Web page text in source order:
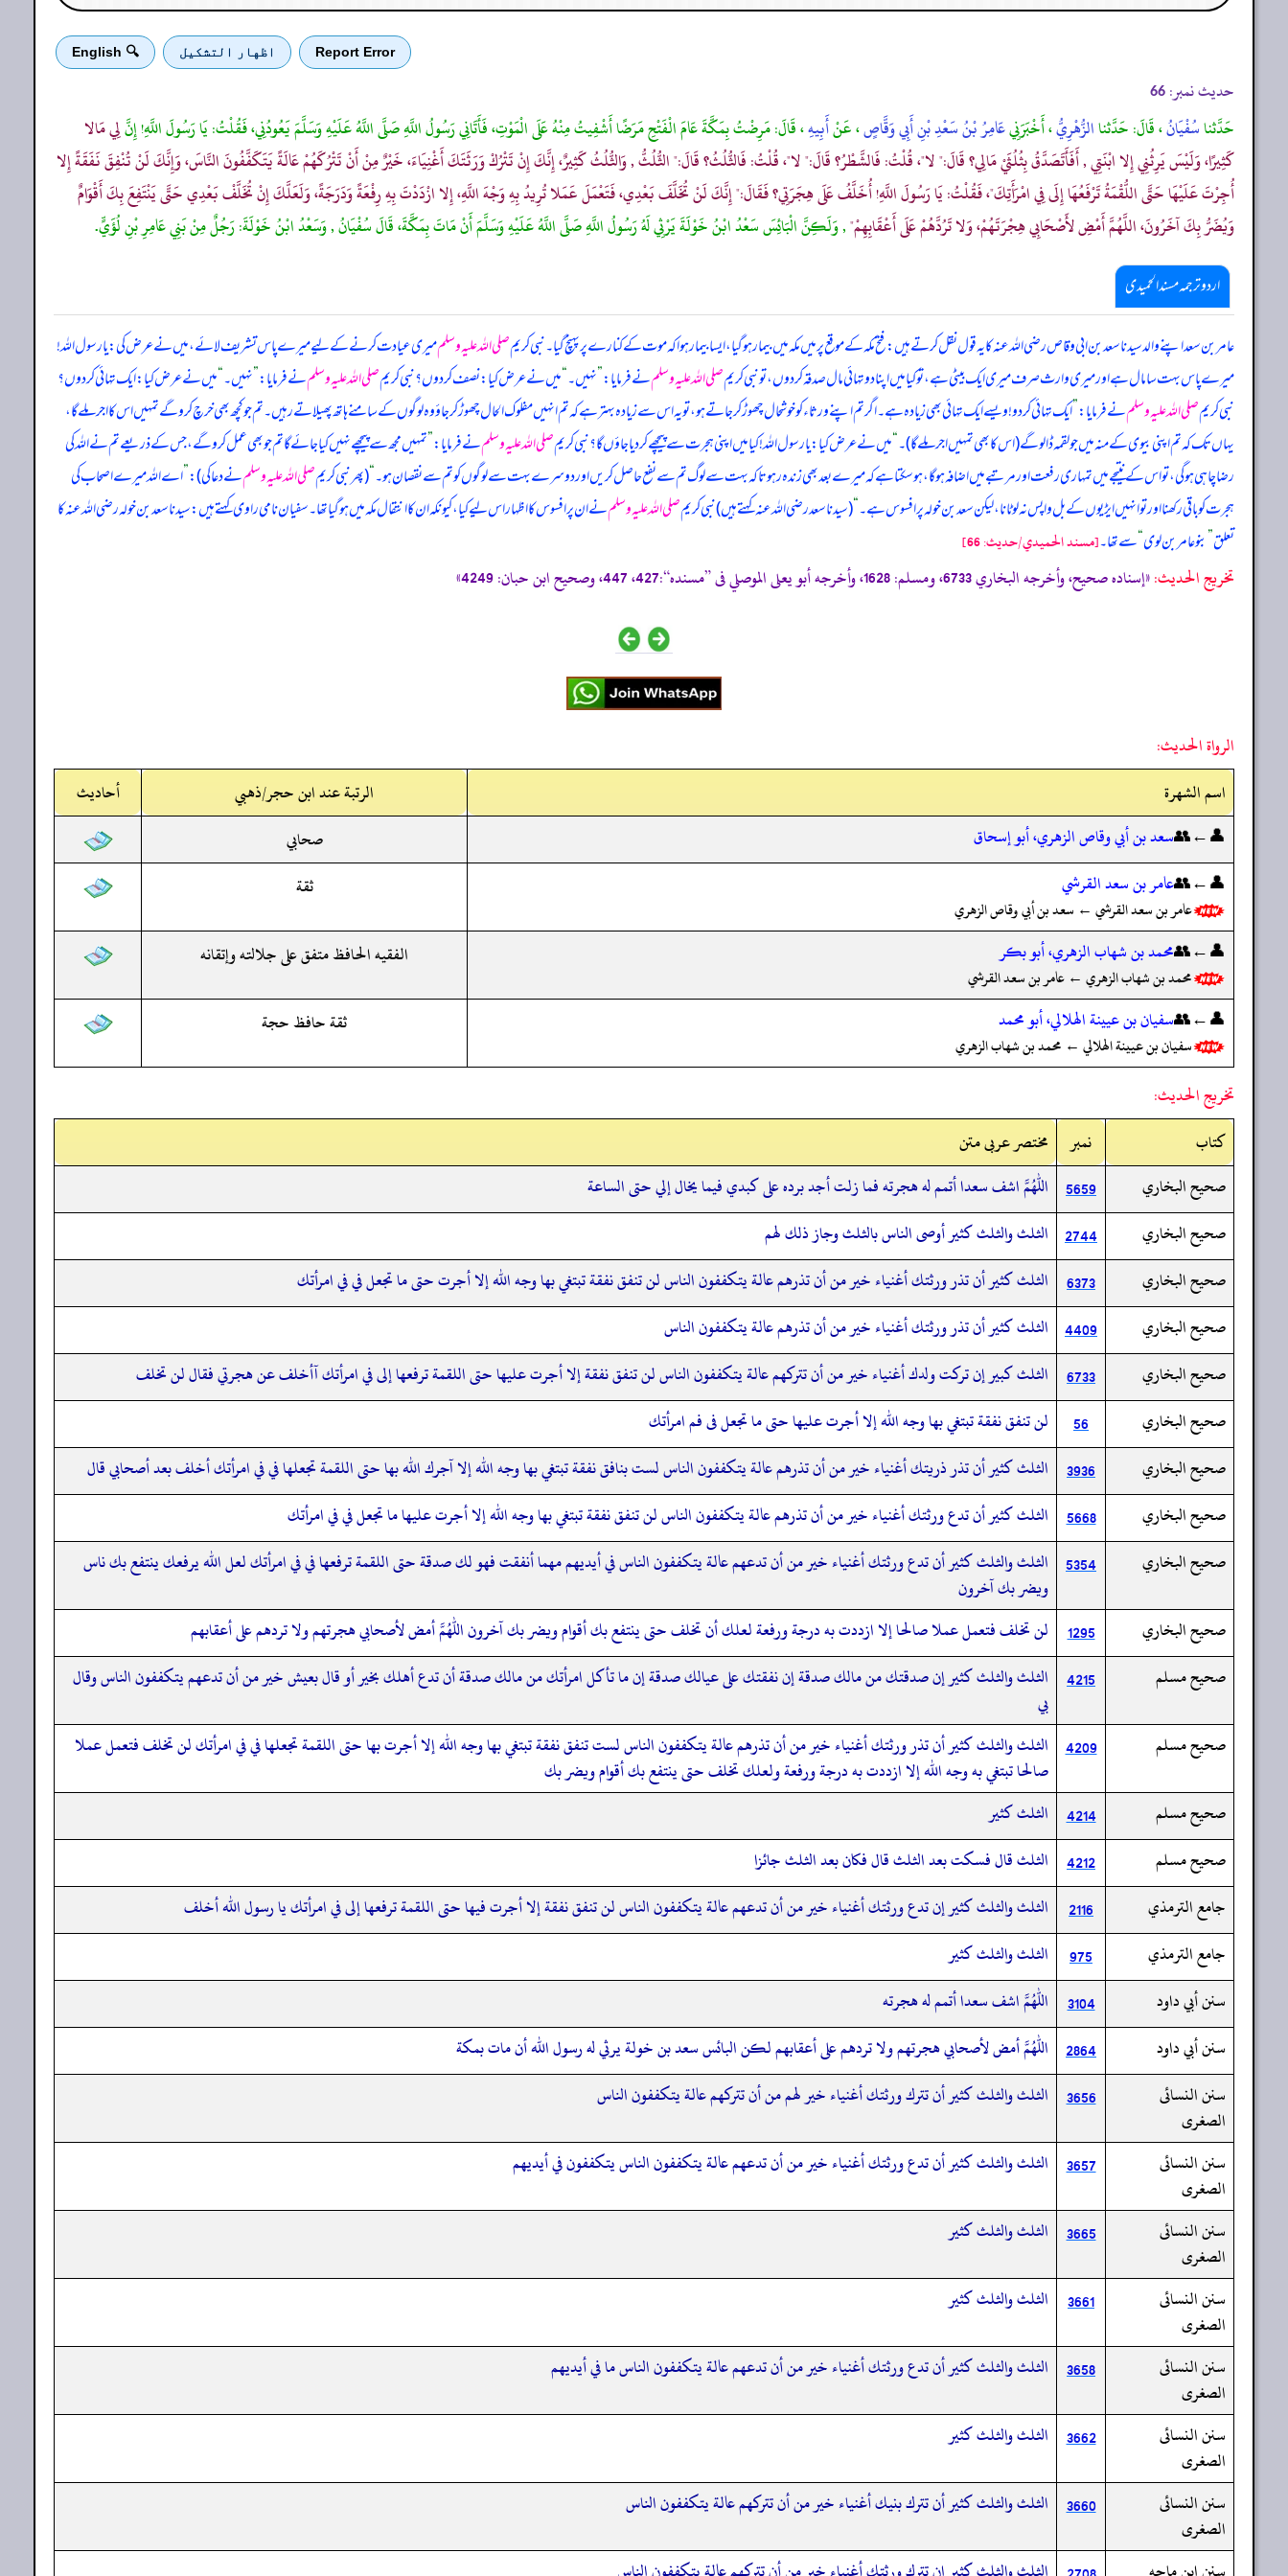
Report Error اظهار التشكيل 🔍 English
حدیث نمبر: 66
حَدَّثناسُفْيَانُ، قَالَ: حَدَّثناالزُّهْرِيُّ، أَخْبَرَنِيعَامِرُ بْنُ سَعْدِ بْنِ أَبِي وَقَّاصٍ، عَنْأَبِيهِ، قَالَ: مَرِضْتُ بِمَكَّةَ عَامَ الْفَتْحِ مَرَضًا أَشْفِيتُ مِنْهُ عَلَى الْمَوْتِ، فَأَتَانِي رَسُولُ اللَّهِ صَلَّى اللَّهُ عَلَيْهِ وَسَلَّمَ يَعُودُنِي، فَقُلْتُ: يَا رَسُولَ اللَّهِ! إِنَّلِي مَالا
كَثِيرًا، وَلَيْسَ يَرِثُنِي إِلا ابْنَتِي , أَفَأَتَصَدَّقُ بِثُلُثَيْ مَالِي؟ قَالَ:" لا"، قُلْتُ: فَالشَّطْرُ؟ قَالَ:" لا"، قُلْتُ: فَالثُّلُثُ؟ قَالَ:" الثُّلُثُّ , وَالثُّلُثُ كَثِيرٌ، إِنَّكَ إِنْ تَتْرُكْ وَرَثَتَكَ أَغْنِيَاءَ، خَيْرٌ مِنْ أَنْ تَتْرُكَهُمْ عَالَةً يَتَكَفَّفُونَ النَّاسَ، وَإِنَّكَ لَنْ تُنْفِقَ نَفَقَةً إِلا
أُجِرْتَ عَلَيْهَا حَتَّى اللُّقْمَةُ تَرْفَعُهَا إِلَى فِي امْرَأَتِكَ"، فَقُلْتُ: يَا رَسُولَ اللَّهِ! أُخَلَّفُ عَلَى هِجَرَتِي؟ فَقَالَ:" إِنَّكَ لَنْ تُخَلَّفَ بَعْدِي، فَتَعْمَلَ عَمَلا تُرِيدُ بِهِ وَجْهَ اللَّهِ، إِلا ازْدَدْتَ بِهِ رِفْعَةً وَدَرَجَةً، وَلَعَلَّكَ إِنْ تُخَلَّفْ بَعْدِي حَتَّى يَنْتَفِعَ بِكَ أَقْوَامٌ
وَيُضَرُّ بِكَ آخَرُونَ، اللَّهُمَّ أَمْضِ لأَصْحَابِي هِجْرَتَهُمْ، وَلا تَرُدَّهُمْ عَلَى أَعْقَابِهِمْ", وَلَكِنَّ الْبَائِسَ سَعْدُ ابْنُ خَوْلَةَ يَرْثِي لَهُ رَسُولُ اللَّهِ صَلَّى اللَّهُ عَلَيْهِ وَسَلَّمَ أَنْ مَاتَ بِمَكَّةَ، قَالَ سُفْيَانُ , وَسَعْدُ ابْنُ خَوْلَةَ: رَجُلٌ مِنْ بَنِي عَامِرِ بْنِ لُؤَيٍّ.
اردو ترجمہ مسند الحمیدی
عامر بن سعد اپنے والد سیدنا سعد بن ابی وقاص رضی اللہ عنہ کا یہ قول نقل کرتے ہیں: فتح مکہ کے موقع پر میں مکہ میں بیمار ہو گیا، ایسا بیمار ہوا کہ موت کے کنارے پر پہنچ گیا۔ نبی کریمصلی اللہ علیہ وسلممیری عیادت کرنے کے لیے میرے پاس تشریف لائے، میں نے عرض کی: یا رسول اللہ!
میرے پاس بہت سا مال ہے اور میری وارث صرف میری ایک بیٹی ہے، تو کیا میں اپنا دو تہائی مال صدقہ کر دوں، تو نبی کریمصلی اللہ علیہ وسلمنے فرمایا:”نہیں۔“میں نے عرض کیا: نصف کر دوں؟ نبی کریمصلی اللہ علیہ وسلمنے فرمایا:”نہیں۔“میں نے عرض کیا: ایک تہائی کر دوں؟
نبی کریمصلی اللہ علیہ وسلمنے فرمایا:”ایک تہائی کر دو! ویسے ایک تہائی بھی زیادہ ہے۔ اگر تم اپنے ورثاء کو خوشحال چھوڑ کر جاتے ہو، تو یہ اس سے زیادہ بہتر ہے کہ تم انہیں مفلوک الحال چھوڑ کر جاؤ وہ لوگوں کے سامنے ہاتھ پھیلاتے رہیں۔ تم جو کچھ بھی خرچ کرو گے تمہیں اس کا اجر ملے گا،
یہاں تک کہ تم اپنی بیوی کے منہ میں جو لقمہ ڈالو گے (اس کا بھی تمہیں اجر ملے گا)۔“میں نے عرض کیا: یا رسول اللہ! کیا میں اپنی ہجرت سے پیچھے کر دیا جاؤں گا؟ نبی کریمصلی اللہ علیہ وسلمنے فرمایا:”تمہیں مجھ سے پیچھے نہیں کیا جائے گا تم جو بھی عمل کرو گے، جس کے ذریعے تم نے اللہ کی
رضا چاہی ہوگی، تو اس کے نتیجے میں تمہاری رفعت اور مرتبے میں اضافہ ہوگا، ہو سکتا ہے کہ میرے بعد بھی زندہ رہو تاکہ بہت سے لوگ تم سے نفع حاصل کریں اور دوسرے بہت سے لوگوں کو تم سے نقصان ہو۔“(پھر نبی کریمصلی اللہ علیہ وسلمنے دعا کی):”اے اللہ میرے اصحاب کی
ہجرت کو باقی رکھنا اور تو انہیں ایڑیوں کے بل واپس نہ لوٹانا، لیکن سعد بن خولہ پر افسوس ہے۔“(سیدنا سعد رضی اللہ عنہ کہتے ہیں) نبی کریمصلی اللہ علیہ وسلمنے ان پر افسوس کا اظہار اس لیے کیا، کیونکہ ان کا انتقال مکہ میں ہو گیا تھا۔ سفیان نامی راوی کہتے ہیں: سیدنا سعد بن خولہ رضی اللہ عنہ کا
تعلق”بنو عامر بن لوی“سے تھا۔[مسند الحميدي/حدیث: 66]
تخریج الحدیث:«إسناده صحيح، وأخرجه البخاري 6733، ومسلم: 1628، وأخرجه أبو يعلى الموصلي فى ”مسنده“:427، 447، وصحيح ابن حبان: 4249»
الرواة الحديث:
اسم الشهرة
الرتبة عند ابن حجر/ذهبي
أحاديث
👤←👥سعد بن أبي وقاص الزهري، أبو إسحاق
صحابي
👤←👥عامر بن سعد القرشي
عامر بن سعد القرشي ← سعد بن أبي وقاص الزهري
ثقة
👤←👥محمد بن شهاب الزهري، أبو بكر
محمد بن شهاب الزهري ← عامر بن سعد القرشي
الفقيه الحافظ متفق على جلالته وإتقانه
👤←👥سفيان بن عيينة الهلالي، أبو محمد
سفيان بن عيينة الهلالي ← محمد بن شهاب الزهري
ثقة حافظ حجة
تخريج الحديث:
کتاب
نمبر
مختصر عربی متن
صحيح البخاري
5659 اللهم اشف سعدا أتمم له هجرته فما زلت أجد برده على كبدي فيما يخال إلي حتى الساعة
صحيح البخاري
2744 الثلث والثلث كثير أوصى الناس بالثلث وجاز ذلك لهم
صحيح البخاري
6373
الثلث كثير أن تذر ورثتك أغنياء خير من أن تذرهم عالة يتكففون الناس لن تنفق نفقة تبتغي بها وجه الله إلا أجرت حتى ما تجعل في في امرأتك
صحيح البخاري
4409 الثلث كثير أن تذر ورثتك أغنياء خير من أن تذرهم عالة يتكففون الناس
صحيح البخاري
6733
الثلث كبير إن تركت ولدك أغنياء خير من أن تتركهم عالة يتكففون الناس لن تنفق نفقة إلا أجرت عليها حتى اللقمة ترفعها إلى في امرأتك آأخلف عن هجرتي فقال لن تخلف
صحيح البخاري
56
لن تنفق نفقة تبتغي بها وجه الله إلا أجرت عليها حتى ما تجعل فى فم امرأتك
صحيح البخاري
3936
الثلث كثير أن تذر ذريتك أغنياء خير من أن تذرهم عالة يتكففون الناس لست بنافق نفقة تبتغي بها وجه الله إلا آجرك الله بها حتى اللقمة تجعلها في في امرأتك أخلف بعد أصحابي قال
صحيح البخاري
5668
الثلث كثير أن تدع ورثتك أغنياء خير من أن تذرهم عالة يتكففون الناس لن تنفق نفقة تبتغي بها وجه الله إلا أجرت عليها ما تجعل في في امرأتك
صحيح البخاري
5354 الثلث والثلث كثير أن تدع ورثتك أغنياء خير من أن تدعهم عالة يتكففون الناس في أيديهم مهما أنفقت فهو لك صدقة حتى اللقمة ترفعها في في امرأتك لعل الله يرفعك ينتفع بك ناس
ويضر بك آخرون
صحيح البخاري
1295
لن تخلف فتعمل عملا صالحا إلا ازددت به درجة ورفعة لعلك أن تخلف حتى ينتفع بك أقوام ويضر بك آخرون اللهم أمض لأصحابي هجرتهم ولا تردهم على أعقابهم
صحيح مسلم
4215
الثلث والثلث كثير إن صدقتك من مالك صدقة إن نفقتك على عيالك صدقة إن ما تأكل امرأتك من مالك صدقة أن تدع أهلك بخير أو قال بعيش خير من أن تدعهم يتكففون الناس وقال
بي
صحيح مسلم
4209 الثلث والثلث كثير أن تذر ورثتك أغنياء خير من أن تذرهم عالة يتكففون الناس لست تنفق نفقة تبتغي بها وجه الله إلا أجرت بها حتى اللقمة تجعلها في في امرأتك لن تخلف فتعمل عملا
صالحا تبتغي به وجه الله إلا ازددت به درجة ورفعة ولعلك تخلف حتى ينتفع بك أقوام ويضر بك
صحيح مسلم
4214
الثلث كثير
صحيح مسلم
4212
الثلث قال فسكت بعد الثلث قال فكان بعد الثلث جائزا
جامع الترمذي
2116
الثلث والثلث كثير إن تدع ورثتك أغنياء خير من أن تدعهم عالة يتكففون الناس لن تنفق نفقة إلا أجرت فيها حتى اللقمة ترفعها إلى في امرأتك يا رسول الله أخلف
جامع الترمذي
975
الثلث والثلث كثير
سنن أبي داود
3104
اللهم اشف سعدا أتمم له هجرته
سنن أبي داود
2864 اللهم أمض لأصحابي هجرتهم ولا تردهم على أعقابهم لكن البائس سعد بن خولة يرثي له رسول الله أن مات بمكة
سنن النسائى
الصغرى
3656 الثلث والثلث كثير أن تترك ورثتك أغنياء خير لهم من أن تتركهم عالة يتكففون الناس
سنن النسائى
الصغرى
3657 الثلث والثلث كثير أن تدع ورثتك أغنياء خير من أن تدعهم عالة يتكففون الناس يتكففون في أيديهم
سنن النسائى
الصغرى
3665 الثلث والثلث كثير
سنن النسائى
الصغرى
3661 الثلث والثلث كثير
سنن النسائى
الصغرى
3658 الثلث والثلث كثير أن تدع ورثتك أغنياء خير من أن تدعهم عالة يتكففون الناس ما في أيديهم
سنن النسائى
الصغرى
3662 الثلث والثلث كثير
سنن النسائى
الصغرى
3660 الثلث والثلث كثير أن تترك بنيك أغنياء خير من أن تتركهم عالة يتكففون الناس